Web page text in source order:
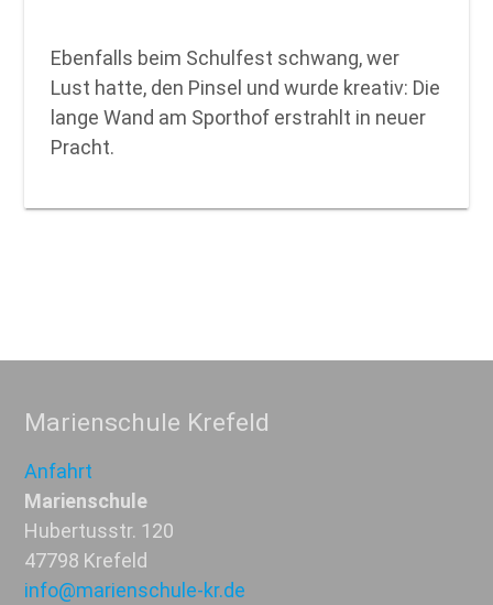
Ebenfalls beim Schulfest schwang, wer
Lust hatte, den Pinsel und wurde kreativ: Die
lange Wand am Sporthof erstrahlt in neuer
Pracht.
Marienschule Krefeld
Anfahrt
Marienschule
Hubertusstr. 120
47798 Krefeld
info@marienschule-kr.de